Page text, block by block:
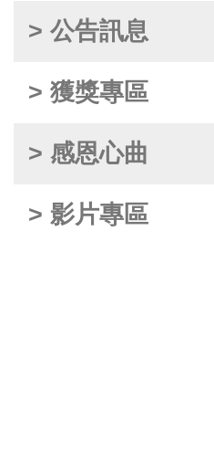
> 公告訊息
> 獲獎專區
> 感恩心曲
> 影片專區